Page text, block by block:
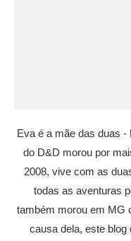
Eva é a mãe das duas
do D&D morou por
2008, vive com as
todas as aventuras
também morou em MG
causa dela, este